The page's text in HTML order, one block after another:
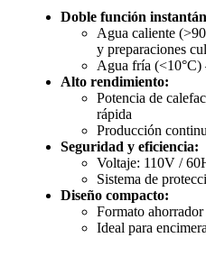
Doble función
Agua caliente
y preparaciones
Agua fría (<10°C)
Alto rendimiento:
Potencia de
rápida
Producción
Seguridad y eficiencia:
Voltaje: 110V /
Sistema de
Diseño compacto:
Formato ahorrador
Ideal para